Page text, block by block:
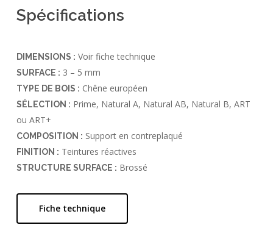
Spécifications
DIMENSIONS : Voir fiche technique
SURFACE : 3 – 5 mm
TYPE DE BOIS : Chêne européen
SÉLECTION : Prime, Natural A, Natural AB, Natural B, ART
ou ART+
COMPOSITION : Support en contreplaqué
FINITION : Teintures réactives
STRUCTURE SURFACE : Brossé
Fiche technique